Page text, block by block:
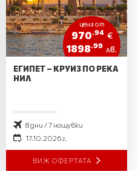
цена от
970 .94 €
1898.99 лв.
ЕГИПЕТ – КРУИЗ ПО РЕКА
НИЛ
8 дни / 7 нощувки
17.10.2026 г.
ВИЖ ОФЕРТАТА